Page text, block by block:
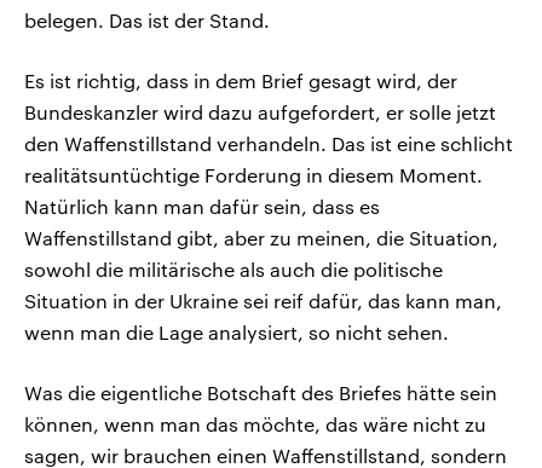
belegen. Das ist der Stand.
Es ist richtig, dass in dem Brief gesagt wird, der
Bundeskanzler wird dazu aufgefordert, er solle jetzt
den Waffenstillstand verhandeln. Das ist eine schlicht
realitätsuntüchtige Forderung in diesem Moment.
Natürlich kann man dafür sein, dass es
Waffenstillstand gibt, aber zu meinen, die Situation,
sowohl die militärische als auch die politische
Situation in der Ukraine sei reif dafür, das kann man,
wenn man die Lage analysiert, so nicht sehen.
Was die eigentliche Botschaft des Briefes hätte sein
können, wenn man das möchte, das wäre nicht zu
sagen, wir brauchen einen Waffenstillstand, sondern